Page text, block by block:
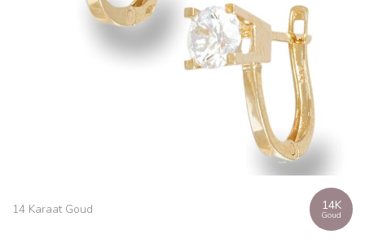
14 Karaat Goud 14K
Goud